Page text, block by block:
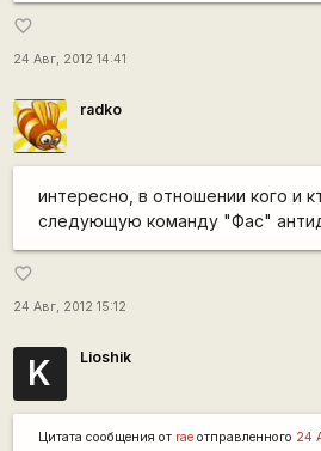
favorite_border
24 Авг, 2012 14:41
radko
интересно, в отношении кого и
следующую команду "Фас"
favorite_border
24 Авг, 2012 15:12
K Lioshik
Цитата сообщения от raeотправленного 24